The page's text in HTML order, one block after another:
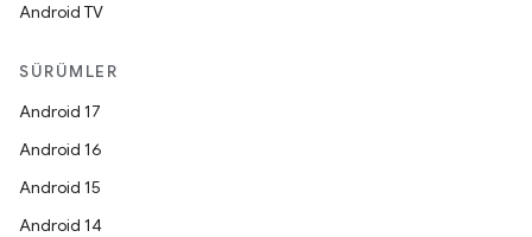
Android TV
SÜRÜMLER
Android 17
Android 16
Android 15
Android 14